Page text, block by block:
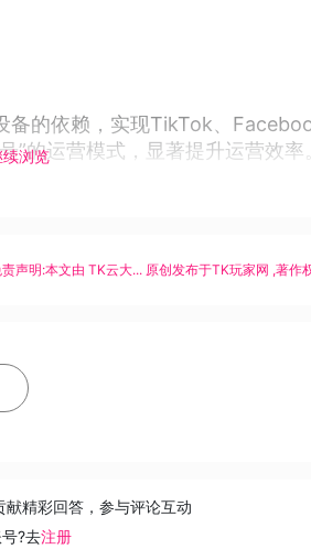
备的依赖，实现TikTok、
”的运营模式，显著提升运营效率
浏览
声明:本文由 TK云大... 原创发布于TK玩家网 ,著作
精彩回答，参与评论互动
?去注册